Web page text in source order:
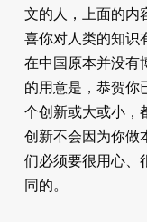
文的人，上面的内
喜你对人类的知识
在中国原本并没有
的用意是，恭贺你
个创新或大或小，
创新不会因为你做
们必须要很用心、
同的。